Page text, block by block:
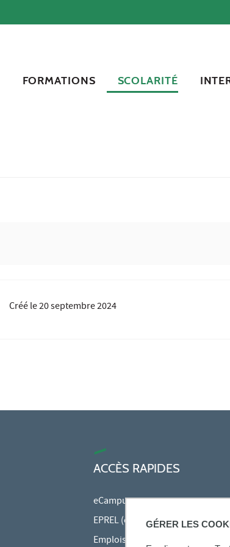
GÉRER LES
FORMATIONS SCOLARITÉ
Créé le20 septembre 2024
ACCÈS RAPIDES
eCampus
EPREL (cours en ligne)
Emplois du temps en ligne (ADE)